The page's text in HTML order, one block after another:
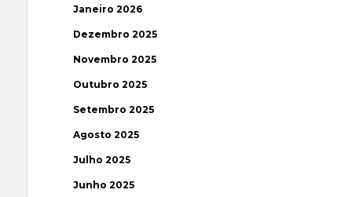
Janeiro 2026
Dezembro 2025
Novembro 2025
Outubro 2025
Setembro 2025
Agosto 2025
Julho 2025
Junho 2025